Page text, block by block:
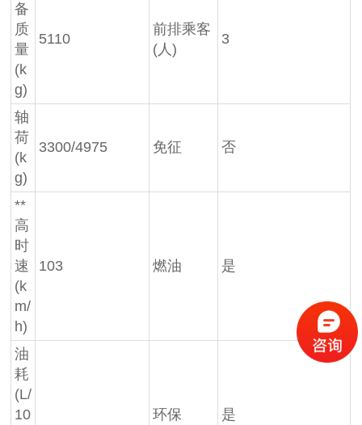
备
质
量
(k
g)
5110
前排乘客
(人)
3
轴
荷
(k
g)
3300/4975 免征 否
**
高
时
速
(k
m/
h)
103 燃油 是
油
耗
(L/
10
环保 是